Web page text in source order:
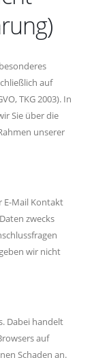
auf
TKG 2003). In
Sie über die
unserer
E-Mail Kontakt
zwecks
wir nicht
Dabei handelt
auf
Schaden an.